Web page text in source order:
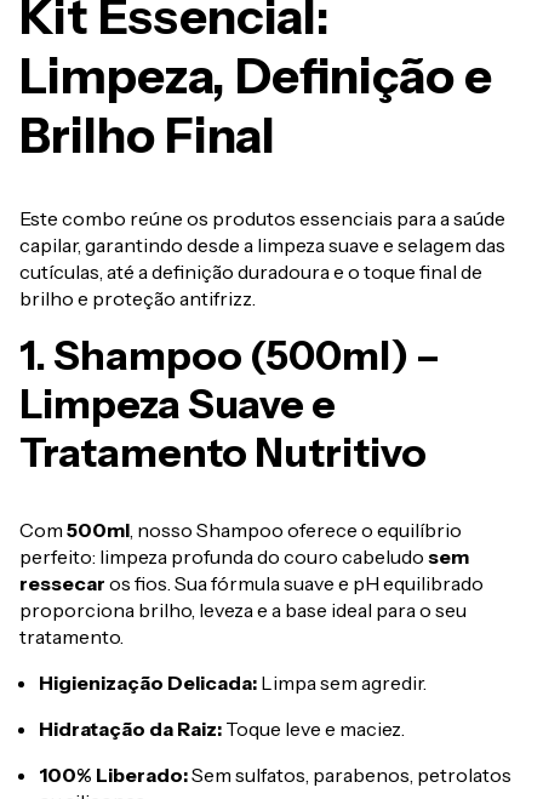
Kit Essencial:
Limpeza, Definição e
Brilho Final
Este combo reúne os produtos essenciais para a saúde
capilar, garantindo desde a limpeza suave e selagem das
cutículas, até a definição duradoura e o toque final de
brilho e proteção antifrizz.
1. Shampoo (500ml) –
Limpeza Suave e
Tratamento Nutritivo
Com 500ml, nosso Shampoo oferece o equilíbrio
perfeito: limpeza profunda do couro cabeludo sem
ressecar os fios. Sua fórmula suave e pH equilibrado
proporciona brilho, leveza e a base ideal para o seu
tratamento.
Higienização Delicada: Limpa sem agredir.
Hidratação da Raiz: Toque leve e maciez.
100% Liberado:Sem sulfatos, parabenos, petrolatos